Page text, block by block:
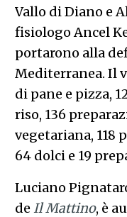
Vallo di Diano e
fisiologo Ancel
portarono alla
Mediterranea. Il
di pane e pizza,
riso, 136
vegetariana, 118
64 dolci e 19
Luciano
de Il Mattino, è